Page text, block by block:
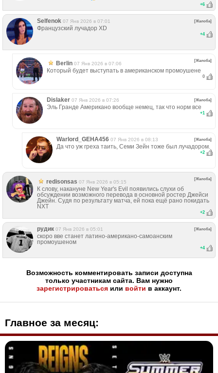
+6
Selfenok 07 Янв 2026 в 07:01 [Жалоба]
Французский лучадор XD
+4
Berlin 07 Янв 2026 в 07:06
[Жалоба]
Который будет выступать в американском промоушене
0
Dislaker 07 Янв 2026 в 07:26 [Жалоба]
Эль Гранде Американо вообще немец, так что норм все
+1
Warlord_GEHA456 07 Янв 2026 в 08:13 [Жалоба]
Да что уж греха таить, Семи Зейн тоже был лучадором.
+2
redisonsas 07 Янв 2026 в 05:15
[Жалоба]
К слову, накануне New Year's Evil появились слухи об
обсуждении возможного перевода в основной ростер Джейси
Джейн. Судя по результату матча, ей пока ещё рано покидать
NXT
+2
рудик 07 Янв 2026 в 05:01 [Жалоба]
скоро вве станет латино-американо-самоанским
промоушеном
+4
Возможность комментировать записи доступна
только участникам сайта. Вам нужно
зарегистрироваться или войти в аккаунт.
Главное за месяц: